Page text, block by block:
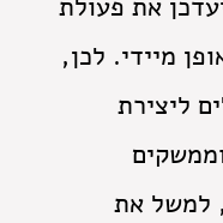
את פעולת
מיידי. לכן,
ליצירת
למשל את